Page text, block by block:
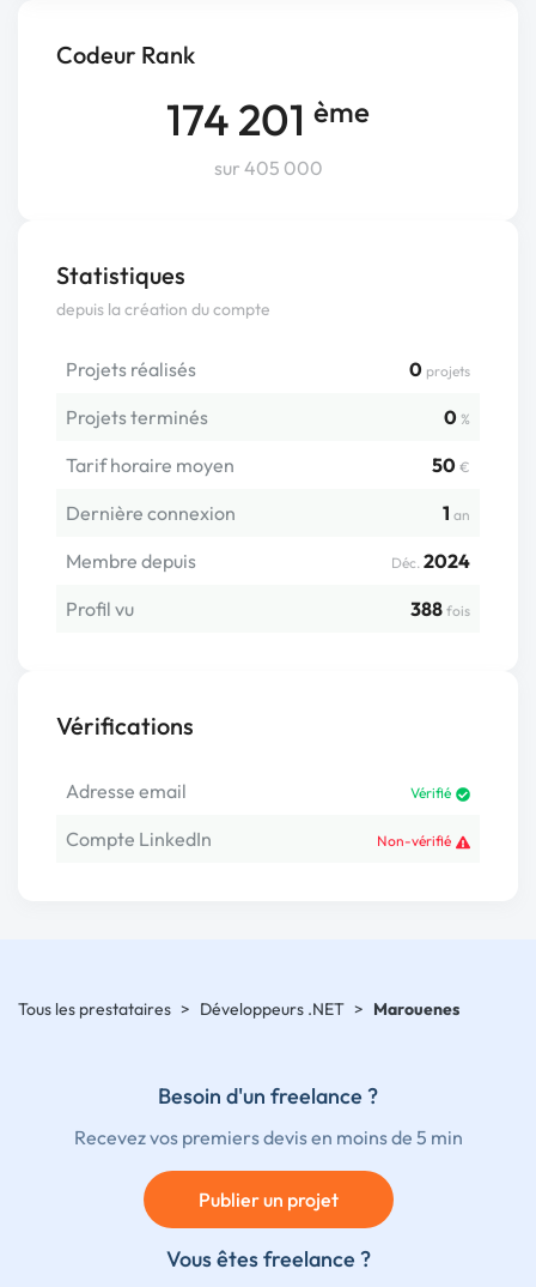
Codeur Rank
174 201 ème
sur 405 000
Statistiques
depuis la création du compte
Projets réalisés 0 projets
Projets terminés 0 %
Tarif horaire moyen 50 €
Dernière connexion 1 an
Membre depuis Déc. 2024
Profil vu
388 fois
Vérifications
Adresse email Vérifié
Compte LinkedIn Non-vérifié
Tous les prestataires > Développeurs .NET > Marouenes
Besoin d'un freelance ?
Recevez vos premiers devis en moins de 5 min
Publier un projet
Vous êtes freelance ?